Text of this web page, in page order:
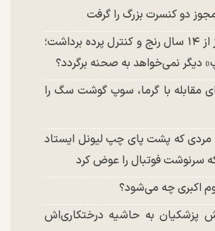
دو کنسرت بزرگ را گرفت
بریتنی اسپیرز از ۱۴ سال رنج و کنترل پرده برداشت؛
دیگر نمی‌خواهد به صحنه برگردد؟
مقابله با گرما، سوپ گوشت سگ را
که پشت پای چپ لیونل ایستاد
سرنوشت فوتبال را عوض کرد
اکبری چه می‌شود؟
پزشکیان به حاشیه درختکاری‌اش